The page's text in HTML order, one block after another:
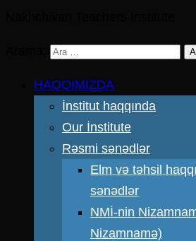
HAQQIMIZDA
İnstitut haqqında
Our İnstitute
Rəsmi sənədlər
Elm və təhsil
sənədlər
NMİ-nin
Nizamnamə)